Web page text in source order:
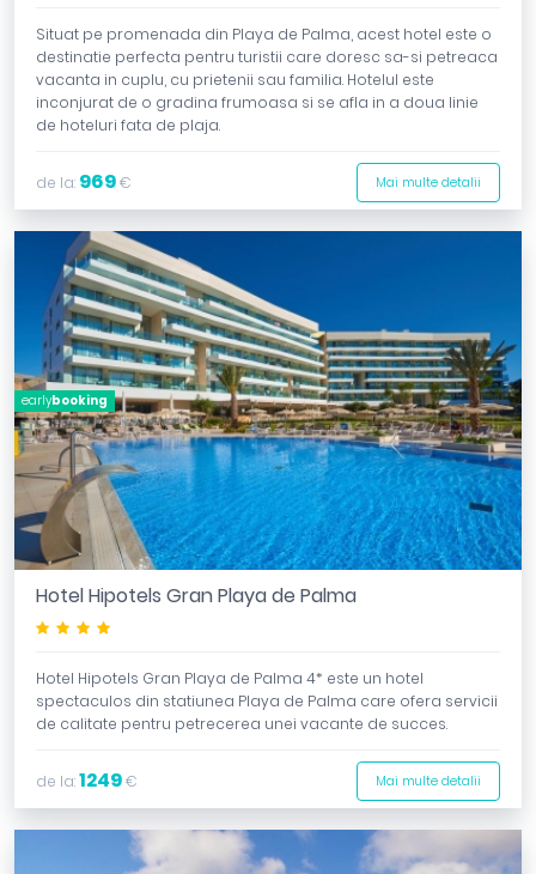
Situat pe promenada din Playa de Palma, acest hotel este o
destinatie perfecta pentru turistii care doresc sa-si petreaca
vacanta in cuplu, cu prietenii sau familia. Hotelul este
inconjurat de o gradina frumoasa si se afla in a doua linie
de hoteluri fata de plaja.
de la: 969€ Mai multe detalii
Hotel Hipotels Gran Playa de Palma
earlybooking
Hotel Hipotels Gran Playa de Palma 4* este un hotel
spectaculos din statiunea Playa de Palma care ofera servicii
de calitate pentru petrecerea unei vacante de succes.
de la:1249€ Mai multe detalii